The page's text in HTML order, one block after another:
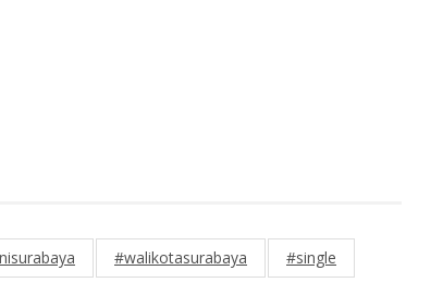
#walikotasurabaya
#single